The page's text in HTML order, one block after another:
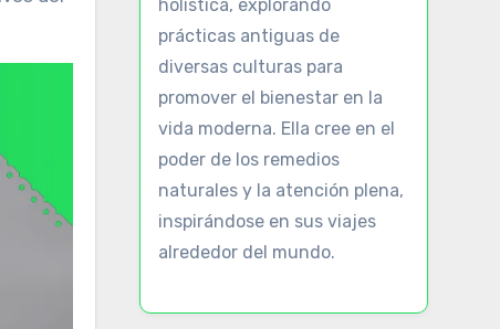
holística, explorando
prácticas antiguas de
diversas culturas para
promover el bienestar en la
vida moderna. Ella cree en el
poder de los remedios
naturales y la atención plena,
inspirándose en sus viajes
alrededor del mundo.